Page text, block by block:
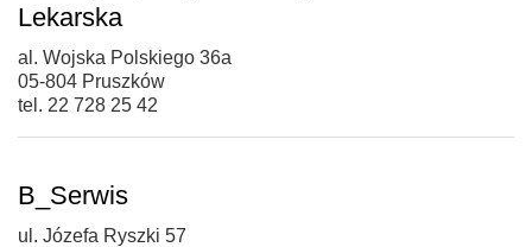
Lekarska
al. Wojska Polskiego 36a
05-804 Pruszków
tel. 22 728 25 42
B_Serwis
ul. Józefa Ryszki 57